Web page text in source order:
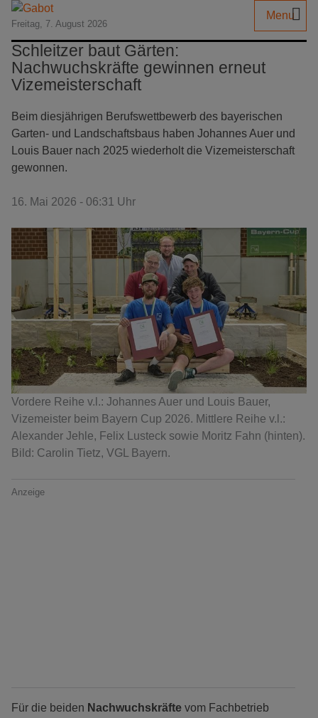
Freitag, 7. August 2026
Menu
Schleitzer baut Gärten:
Nachwuchskräfte gewinnen erneut
Vizemeisterschaft
Beim diesjährigen Berufswettbewerb des bayerischen
Garten- und Landschaftsbaus haben Johannes Auer und
Louis Bauer nach 2025 wiederholt die Vizemeisterschaft
gewonnen.
16. Mai 2026 - 06:31 Uhr
Vordere Reihe v.l.: Johannes Auer und Louis Bauer,
Vizemeister beim Bayern Cup 2026. Mittlere Reihe v.l.:
Alexander Jehle, Felix Lusteck sowie Moritz Fahn (hinten).
Bild: Carolin Tietz, VGL Bayern.
Anzeige
Für die beiden Nachwuchskräfte vom Fachbetrieb